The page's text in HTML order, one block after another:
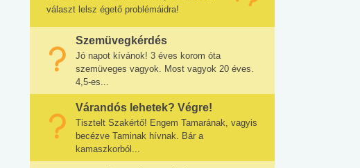
választ lelsz égető problémáidra!
Szemüvegkérdés
Jó napot kívánok! 3 éves korom óta
szemüveges vagyok. Most vagyok 20 éves.
4,5-es...
Várandós lehetek? Végre!
Tisztelt Szakértő! Engem Tamarának, vagyis
becézve Taminak hívnak. Bár a
kamaszkorból...